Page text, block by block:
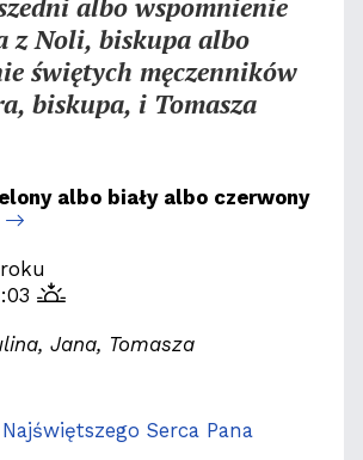
z Noli, biskupa albo
świętych męczenników
biskupa, i Tomasza
albo biały albo czerwony
Jana, Tomasza
Serca Pana